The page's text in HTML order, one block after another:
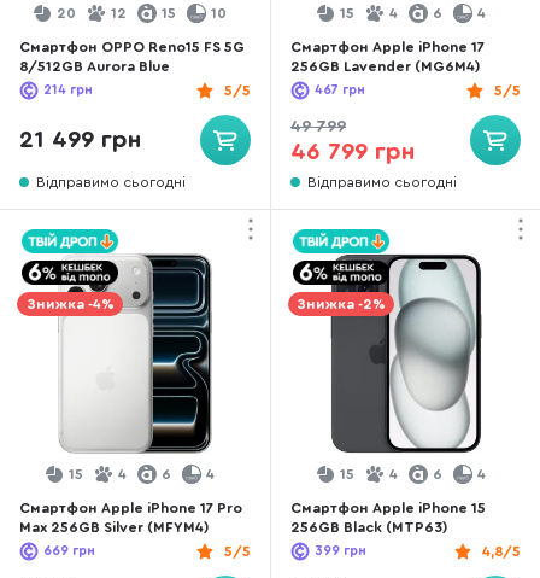
20 12 15 10
Смартфон OPPO Reno15 FS 5G
8/512GB Aurora Blue
5/5
214 грн
21 499 грн
Відправимо сьогодні
15 4 6 4
Смартфон Apple iPhone 17
256GB Lavender (MG6M4)
5/5
467 грн
49 799
46 799 грн
Відправимо сьогодні
Знижка -4%
15 4 6 4
Смартфон Apple iPhone 17 Pro
Max 256GB Silver (MFYM4)
5/5
669 грн
Знижка -2%
15 4 6 4
Смартфон Apple iPhone 15
256GB Black (MTP63)
4,8/5
399 грн